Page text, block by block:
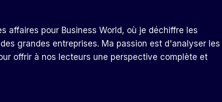
affaires pour Business World, où je déchiffre les
grandes entreprises. Ma passion est d'analyser les
offrir à nos lecteurs une perspective complète et